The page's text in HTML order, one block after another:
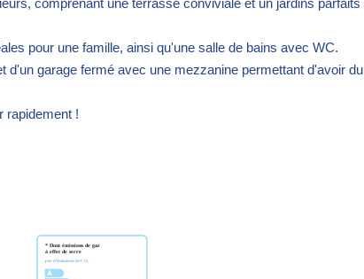
comprenant une terrasse conviviale et un jardins parfaits
pour une famille, ainsi qu'une salle de bains avec WC.
d'un garage fermé avec une mezzanine permettant d'avoir du
rapidement !